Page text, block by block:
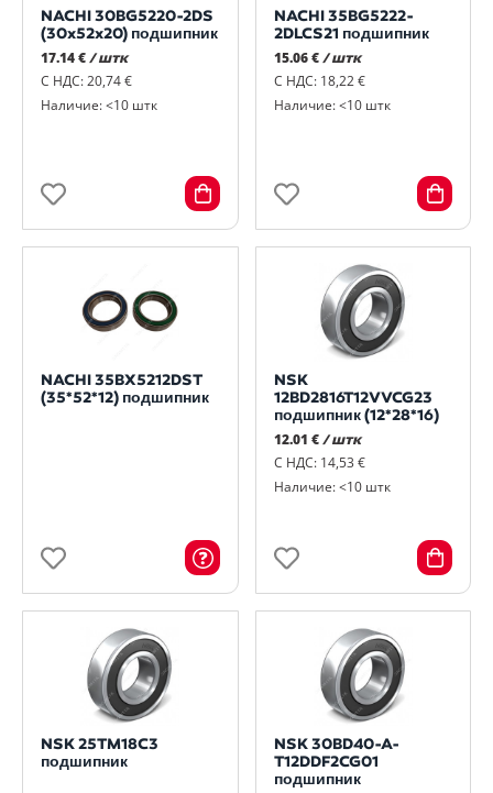
NACHI 30BG5220-2DS
(30x52x20) подшипник
17.14 €/ штк
С НДС: 20,74 €
Наличие: <10 штк
NACHI 35BG5222-
2DLCS21 подшипник
15.06 € / штк
С НДС: 18,22 €
Наличие: <10 штк
NACHI 35BX5212DST
(35*52*12) подшипник
NSK
12BD2816T12VVCG23
подшипник (12*28*16)
12.01 € / штк
С НДС: 14,53 €
Наличие: <10 штк
NSK 25TM18C3
подшипник
NSK 30BD40-A-
T12DDF2CG01
подшипник